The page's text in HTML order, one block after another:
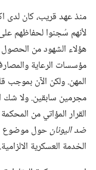
منذ عهد قريب،‏ كان لدى اكثر من
لأنهم سُجنوا لحفاظهم
هؤلاء الشهود من
مؤسسات الرعاية
المهن.‏ ولكن الآن بموجب
مجرمين سابقين.‏ ولا شك
القرار المؤاتي من
ضد اليونانحول موضوع
الخدمة العسكرية الالزامية.‏